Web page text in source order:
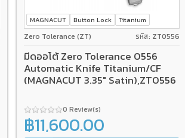
MAGNACUT Button Lock Titanium
Zero Tolerance (ZT) รหัส: ZT0556
มีดออโต้ Zero Tolerance 0556
Automatic Knife Titanium/CF
(MAGNACUT 3.35" Satin),ZT0556
0 Review(s)
฿11,600.00